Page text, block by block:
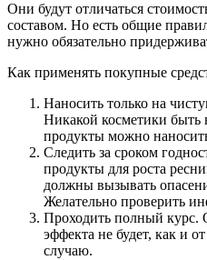
Они будут отличаться
составом. Но есть общие
нужно обязательно
Как применять покупные
Наносить только на
Никакой косметики быть
продукты можно
Следить за сроком
продукты для роста
должны вызывать
Желательно проверить
Проходить полный курс.
эффекта не будет, как и
случаю.